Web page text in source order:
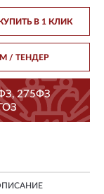
В 1 КЛИК
/ ТЕНДЕР
275ФЗ